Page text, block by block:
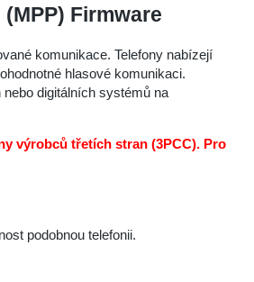
Firmware
komunikace. Telefony nabízejí
hlasové komunikaci.
digitálních systémů na
výrobců třetích stran (3PCC). Pro
podobnou telefonii.